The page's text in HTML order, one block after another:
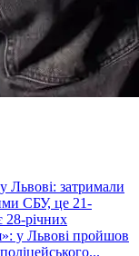
Львові: затримали
СБУ, це 21-
28-річних
у Львові пройшов